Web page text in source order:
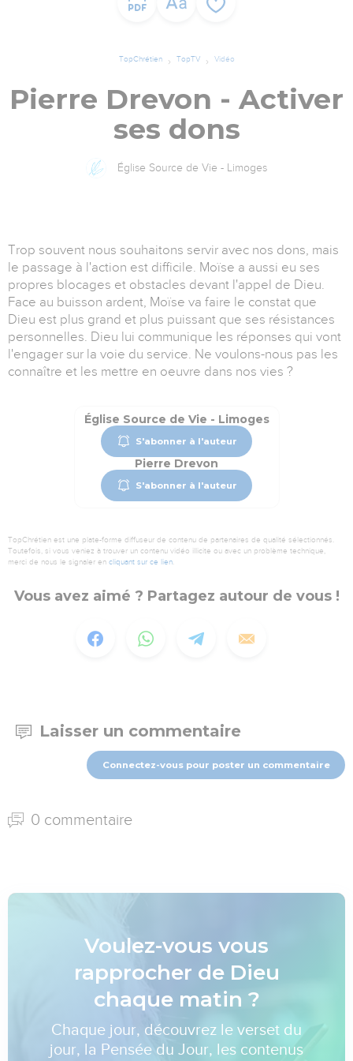
TopChrétien TopTV Vidéo
Pierre Drevon - Activer
ses dons
Église Source de Vie - Limoges
Trop souvent nous souhaitons servir avec nos dons, mais
le passage à l'action est difficile. Moïse a aussi eu ses
propres blocages et obstacles devant l'appel de Dieu.
Face au buisson ardent, Moïse va faire le constat que
Dieu est plus grand et plus puissant que ses résistances
personnelles. Dieu lui communique les réponses qui vont
l'engager sur la voie du service. Ne voulons-nous pas les
connaître et les mettre en oeuvre dans nos vies ?
Église Source de Vie - Limoges
S'abonner à l'auteur
Pierre Drevon
S'abonner à l'auteur
TopChrétien est une plate-forme diffuseur de contenu de partenaires de qualité sélectionnés.
Toutefois, si vous veniez à trouver un contenu vidéo illicite ou avec un problème technique,
merci de nous le signaler en cliquant sur ce lien.
Vous avez aimé ? Partagez autour de vous !
Laisser un commentaire
Connectez-vous pour poster un commentaire
0 commentaire
Voulez-vous vous
rapprocher de Dieu
chaque matin ?
Chaque jour, découvrez le verset du
jour, la Pensée du Jour, les contenus